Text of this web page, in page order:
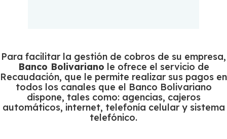
Para facilitar la gestión de cobros de su empresa,
Banco Bolivariano le ofrece el servicio de
Recaudación, que le permite realizar sus pagos en
todos los canales que el Banco Bolivariano
dispone, tales como: agencias, cajeros
automáticos, internet, telefonía celular y sistema
telefónico.